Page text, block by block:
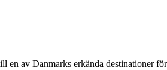
av Danmarks erkända destinationer